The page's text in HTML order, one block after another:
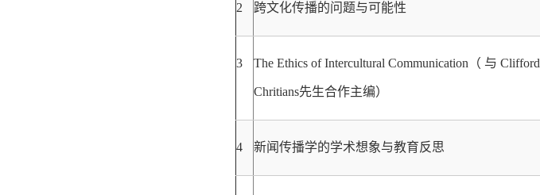
2 跨文化传播的问题与可能性
3 The Ethics of Intercultural Communication（ 与 Clifford
Chritians先生合作主编）
4 新闻传播学的学术想象与教育反思